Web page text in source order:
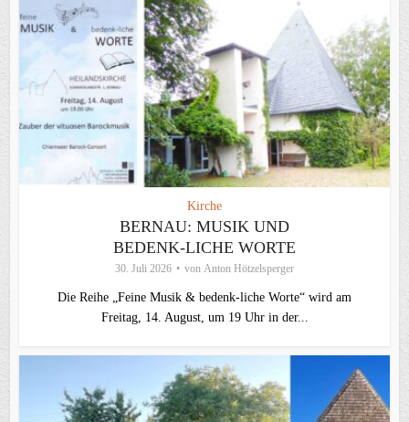
Kirche
BERNAU: MUSIK UND
BEDENK-LICHE WORTE
30. Juli 2026 von Anton Hötzelsperger
Die Reihe „Feine Musik & bedenk-liche Worte“ wird am
Freitag, 14. August, um 19 Uhr in der...